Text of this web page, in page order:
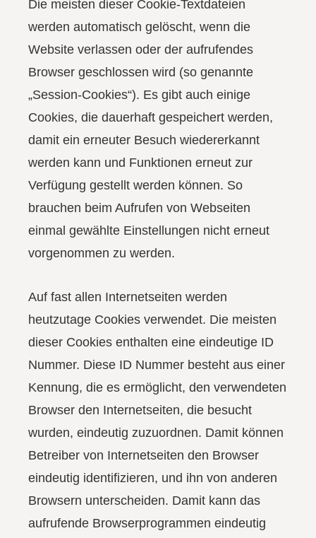
Die meisten dieser Cookie-Textdateien
werden automatisch gelöscht, wenn die
Website verlassen oder der aufrufendes
Browser geschlossen wird (so genannte
„Session-Cookies“). Es gibt auch einige
Cookies, die dauerhaft gespeichert werden,
damit ein erneuter Besuch wiedererkannt
werden kann und Funktionen erneut zur
Verfügung gestellt werden können. So
brauchen beim Aufrufen von Webseiten
einmal gewählte Einstellungen nicht erneut
vorgenommen zu werden.
Auf fast allen Internetseiten werden
heutzutage Cookies verwendet. Die meisten
dieser Cookies enthalten eine eindeutige ID
Nummer. Diese ID Nummer besteht aus einer
Kennung, die es ermöglicht, den verwendeten
Browser den Internetseiten, die besucht
wurden, eindeutig zuzuordnen. Damit können
Betreiber von Internetseiten den Browser
eindeutig identifizieren, und ihn von anderen
Browsern unterscheiden. Damit kann das
aufrufende Browserprogrammen eindeutig